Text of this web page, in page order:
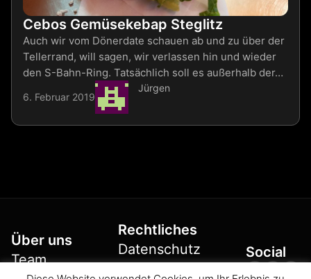
Cebos Gemüsekebap Steglitz
Auch wir vom Dönerdate schauen ab und zu über der
Tellerrand, will sagen, wir verlassen hin und wieder
den S-Bahn-Ring. Tatsächlich soll es außerhalb der…
6. Februar 2019
Jürgen
Über uns
Team
Rechtliches
Datenschutz
Social
X